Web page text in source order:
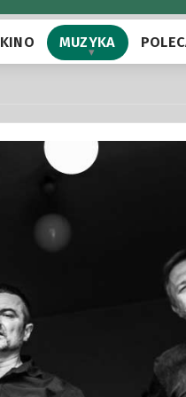
KINO MUZYKA